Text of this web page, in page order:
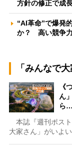
方針の修正で成
“AI革命”で爆発
か？ 高い競争
「みんなで
《
ん
ら…
本誌『週刊ポス
大家さん」がいよ